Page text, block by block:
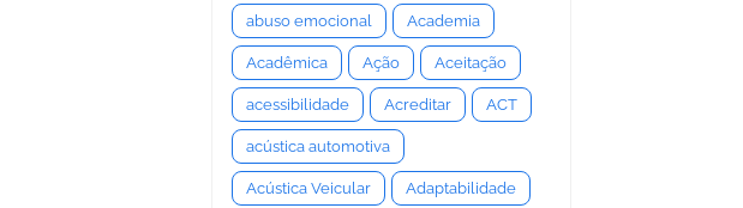
abuso emocional Academia
Acadêmica Ação Aceitação
acessibilidade Acreditar ACT
acústica automotiva
Acústica Veicular Adaptabilidade